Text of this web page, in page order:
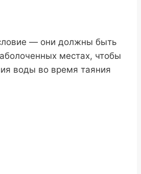
— они должны быть
местах, чтобы
воды во время таяния